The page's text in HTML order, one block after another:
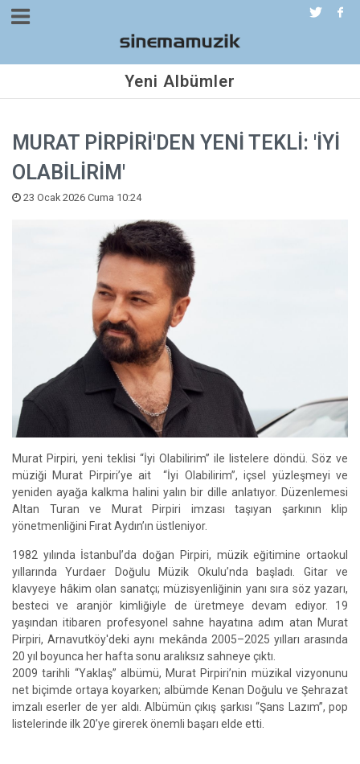
Yeni Albümler
MURAT PİRPİRİ'DEN YENİ TEKLİ: 'İYİ
OLABİLİRİM'
23 Ocak 2026 Cuma 10:24
Murat Pirpiri, yeni teklisi “İyi Olabilirim” ile listelere döndü. Söz ve
müziği Murat Pirpiri’ye ait “İyi Olabilirim”, içsel yüzleşmeyi ve
yeniden ayağa kalkma halini yalın bir dille anlatıyor. Düzenlemesi
Altan Turan ve Murat Pirpiri imzası taşıyan şarkının klip
yönetmenliğini Fırat Aydın’ın üstleniyor.
1982 yılında İstanbul’da doğan Pirpiri, müzik eğitimine ortaokul
yıllarında Yurdaer Doğulu Müzik Okulu’nda başladı. Gitar ve
klavyeye hâkim olan sanatçı; müzisyenliğinin yanı sıra söz yazarı,
besteci ve aranjör kimliğiyle de üretmeye devam ediyor. 19
yaşından itibaren profesyonel sahne hayatına adım atan Murat
Pirpiri, Arnavutköy'deki aynı mekânda 2005–2025 yılları arasında
20 yıl boyunca her hafta sonu aralıksız sahneye çıktı.
2009 tarihli “Yaklaş” albümü, Murat Pirpiri’nin müzikal vizyonunu
net biçimde ortaya koyarken; albümde Kenan Doğulu ve Şehrazat
imzalı eserler de yer aldı. Albümün çıkış şarkısı “Şans Lazım”, pop
listelerinde ilk 20’ye girerek önemli başarı elde etti.